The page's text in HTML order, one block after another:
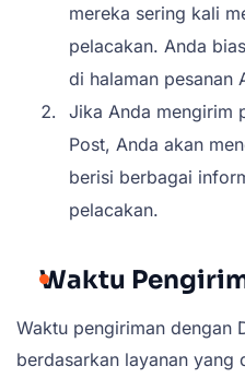
mereka sering kali
pelacakan. Anda
di halaman pesanan
Jika Anda mengirim
Post, Anda akan
berisi berbagai
pelacakan.
Waktu
Waktu pengiriman dengan
berdasarkan layanan yang